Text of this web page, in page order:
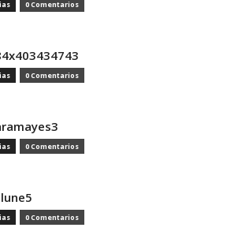
0 Comentarios
0 Comentarios
0 Comentarios
0 Comentarios